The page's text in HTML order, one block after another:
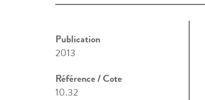
Publication
2013
Référence / Cote
10.32